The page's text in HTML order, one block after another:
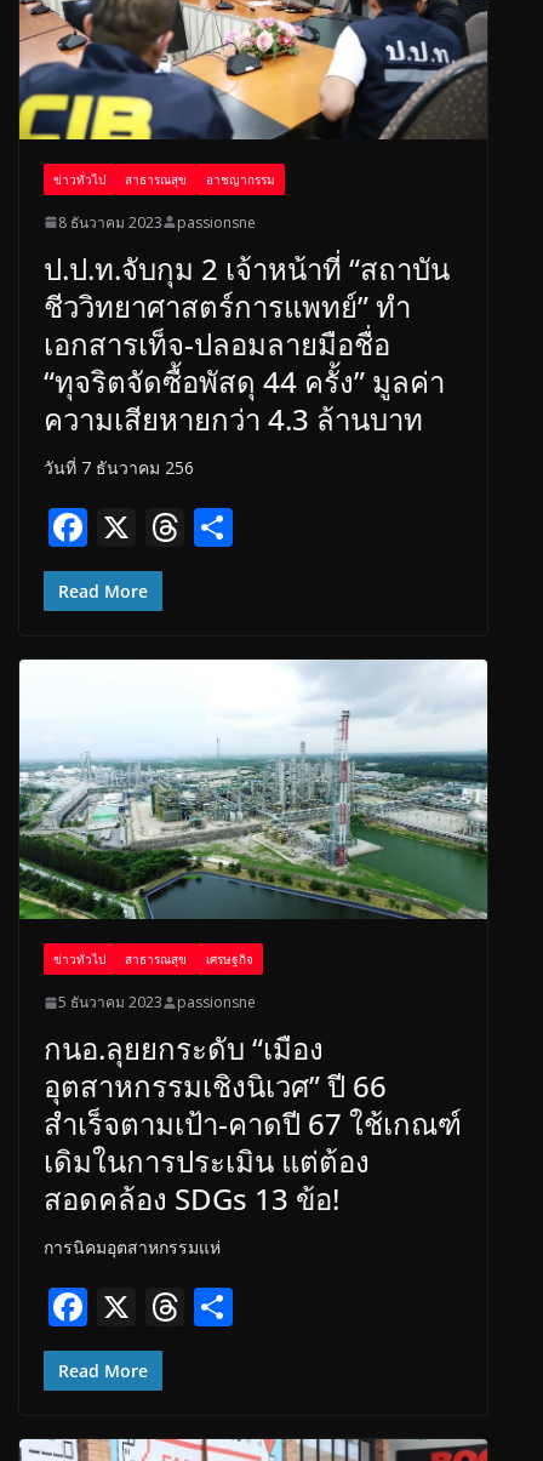
ข่าวทั่วไป สาธารณสุข อาชญากรรม
8 ธันวาคม 2023 passionsne
ป.ป.ท.จับกุม 2 เจ้าหน้าที่ “สถาบัน
ชีววิทยาศาสตร์การแพทย์” ทำ
เอกสารเท็จ-ปลอมลายมือชื่อ
“ทุจริตจัดซื้อพัสดุ 44 ครั้ง” มูลค่า
ความเสียหายกว่า 4.3 ล้านบาท
วันที่ 7 ธันวาคม 256
F
ac
e
k
X T
Read More
ข่าวทั่วไป สาธารณสุข เศรษฐกิจ
5 ธันวาคม 2023 passionsne
กนอ.ลุยยกระดับ “เมือง
อุตสาหกรรมเชิงนิเวศ” ปี 66
สำเร็จตามเป้า-คาดปี 67 ใช้เกณฑ์
เดิมในการประเมิน แต่ต้อง
สอดคล้อง SDGs 13 ข้อ!
การนิคมอุตสาหกรรมแห่
F
ac
e
X T
Read More